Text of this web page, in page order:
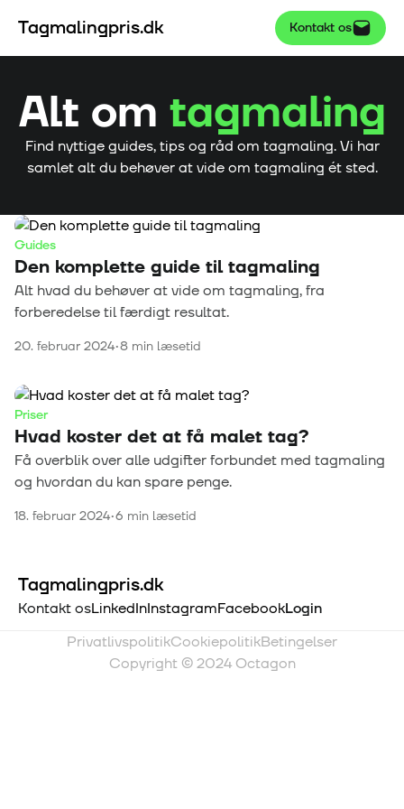
Tagmalingpris.dk Kontakt os
Alt om tagmaling
Find nyttige guides, tips og råd om tagmaling. Vi har
samlet alt du behøver at vide om tagmaling ét sted.
Guides
Den komplette guide til tagmaling
Alt hvad du behøver at vide om tagmaling, fra
forberedelse til færdigt resultat.
20. februar 2024•8 min læsetid
Priser
Hvad koster det at få malet tag?
Få overblik over alle udgifter forbundet med tagmaling
og hvordan du kan spare penge.
18. februar 2024•6 min læsetid
Tagmalingpris.dk
Kontakt osLinkedInInstagramFacebookLogin
PrivatlivspolitikCookiepolitikBetingelser
Copyright © 2024 Octagon